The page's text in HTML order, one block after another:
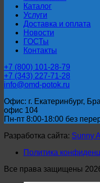
Каталог
Услуги
Доставка и оплата
Новости
ГОСТы
Контакты
+7 (800) 101-28-79
+7 (343) 227-71-28
info@omd-potok.ru
Офис: г. Екатеринбург,
офис 104
Пн-пт 8:00-18:00 без
Разработка сайта: Sunny
Политика
Все права защищены